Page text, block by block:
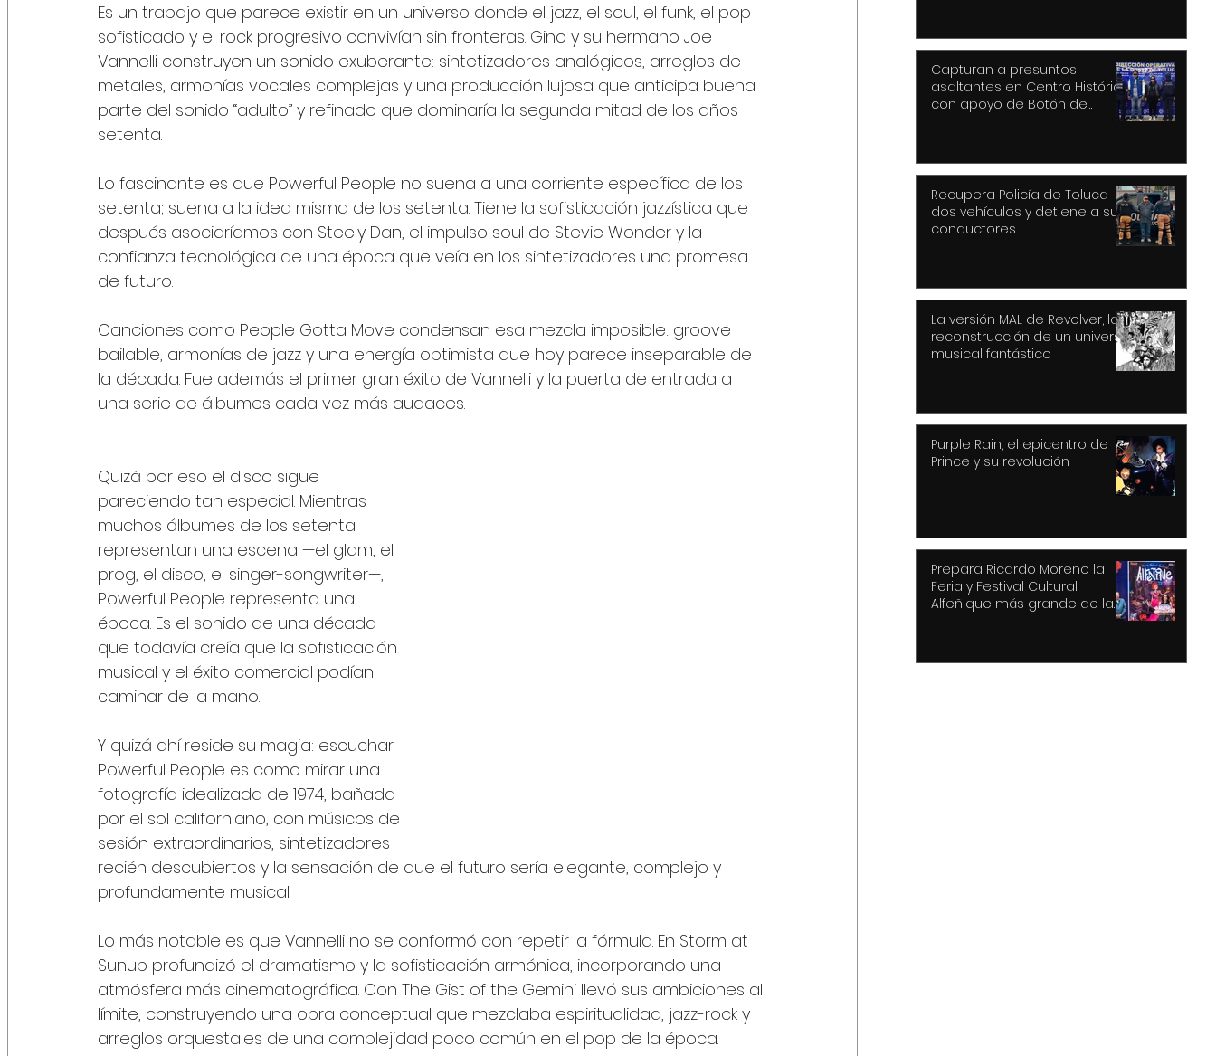
Es un trabajo que parece existir en un universo donde el jazz, el soul, el funk, el pop
sofisticado y el rock progresivo convivían sin fronteras. Gino y su hermano Joe
Vannelli construyen un sonido exuberante: sintetizadores analógicos, arreglos de
metales, armonías vocales complejas y una producción lujosa que anticipa buena
parte del sonido “adulto” y refinado que dominaría la segunda mitad de los años
setenta.
Lo fascinante es que Powerful People no suena a una corriente específica de los
setenta; suena a la idea misma de los setenta. Tiene la sofisticación jazzística que
después asociaríamos con Steely Dan, el impulso soul de Stevie Wonder y la
confianza tecnológica de una época que veía en los sintetizadores una promesa
de futuro.
Canciones como People Gotta Move condensan esa mezcla imposible: groove
bailable, armonías de jazz y una energía optimista que hoy parece inseparable de
la década. Fue además el primer gran éxito de Vannelli y la puerta de entrada a
una serie de álbumes cada vez más audaces.
Quizá por eso el disco sigue
pareciendo tan especial. Mientras
muchos álbumes de los setenta
representan una escena —el glam, el
prog, el disco, el singer-songwriter—,
Powerful People representa una
época. Es el sonido de una década
que todavía creía que la sofisticación
musical y el éxito comercial podían
caminar de la mano.
Y quizá ahí reside su magia: escuchar
Powerful People es como mirar una
fotografía idealizada de 1974, bañada
por el sol californiano, con músicos de
sesión extraordinarios, sintetizadores
recién descubiertos y la sensación de que el futuro sería elegante, complejo y
profundamente musical.
Lo más notable es que Vannelli no se conformó con repetir la fórmula. En Storm at
Sunup profundizó el dramatismo y la sofisticación armónica, incorporando una
atmósfera más cinematográfica. Con The Gist of the Gemini llevó sus ambiciones al
límite, construyendo una obra conceptual que mezclaba espiritualidad, jazz-rock y
arreglos orquestales de una complejidad poco común en el pop de la época.
Capturan a presuntos
asaltantes en Centro Histórico
con apoyo de Botón de
Recupera Policía de Toluca
dos vehículos y detiene a sus
conductores
La versión MAL de Revolver, la
reconstrucción de un universo
musical fantástico
Purple Rain, el epicentro de
Prince y su revolución
Prepara Ricardo Moreno la
Feria y Festival Cultural
Alfeñique más grande de la